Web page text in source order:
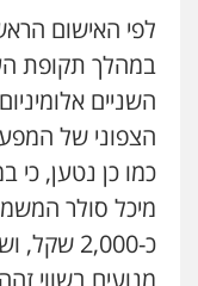
לפי האישום
במהלך תקופת
השניים
הצפוני של
כמו כן נטען,
מיכל סולר
כ-2,000